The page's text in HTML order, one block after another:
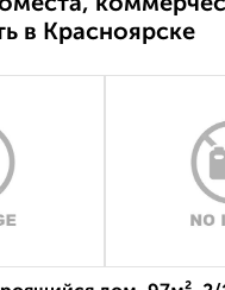
в Красноярске